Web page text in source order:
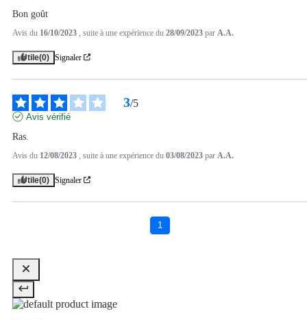
Bon goût
Avis du 16/10/2023 , suite à une expérience du 28/09/2023 par A.A.
Utile(0) Signaler
3/5
Avis vérifié
Ras.
Avis du 12/08/2023 , suite à une expérience du 03/08/2023 par A.A.
Utile(0) Signaler
1